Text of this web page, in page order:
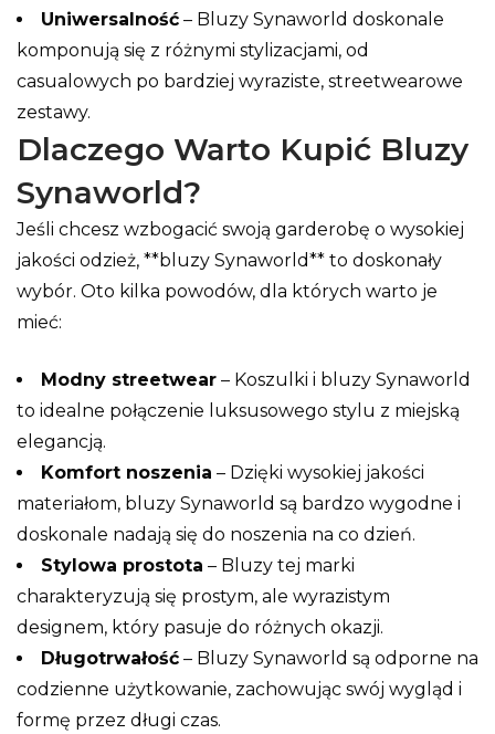
Uniwersalność – Bluzy Synaworld doskonale
komponują się z różnymi stylizacjami, od
casualowych po bardziej wyraziste, streetwearowe
zestawy.
Dlaczego Warto Kupić Bluzy
Synaworld?
Jeśli chcesz wzbogacić swoją garderobę o wysokiej
jakości odzież, **bluzy Synaworld** to doskonały
wybór. Oto kilka powodów, dla których warto je
mieć:
Modny streetwear – Koszulki i bluzy Synaworld
to idealne połączenie luksusowego stylu z miejską
elegancją.
Komfort noszenia – Dzięki wysokiej jakości
materiałom, bluzy Synaworld są bardzo wygodne i
doskonale nadają się do noszenia na co dzień.
Stylowa prostota – Bluzy tej marki
charakteryzują się prostym, ale wyrazistym
designem, który pasuje do różnych okazji.
Długotrwałość – Bluzy Synaworld są odporne na
codzienne użytkowanie, zachowując swój wygląd i
formę przez długi czas.